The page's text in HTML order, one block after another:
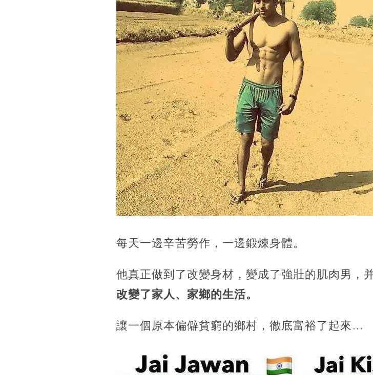
每天一邊辛苦勞作，一邊鍛煉身體。
他真正做到了改變身材，變成了強壯的肌肉男，
改變了家人、家鄉的生活。
讓一個原本偏僻貧窮的鄉村，徹底富裕了起來…